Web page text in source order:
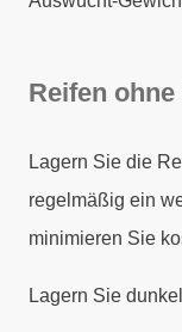
Reifen ohne
Lagern Sie die
regelmäßig ein
minimieren Sie
Lagern Sie